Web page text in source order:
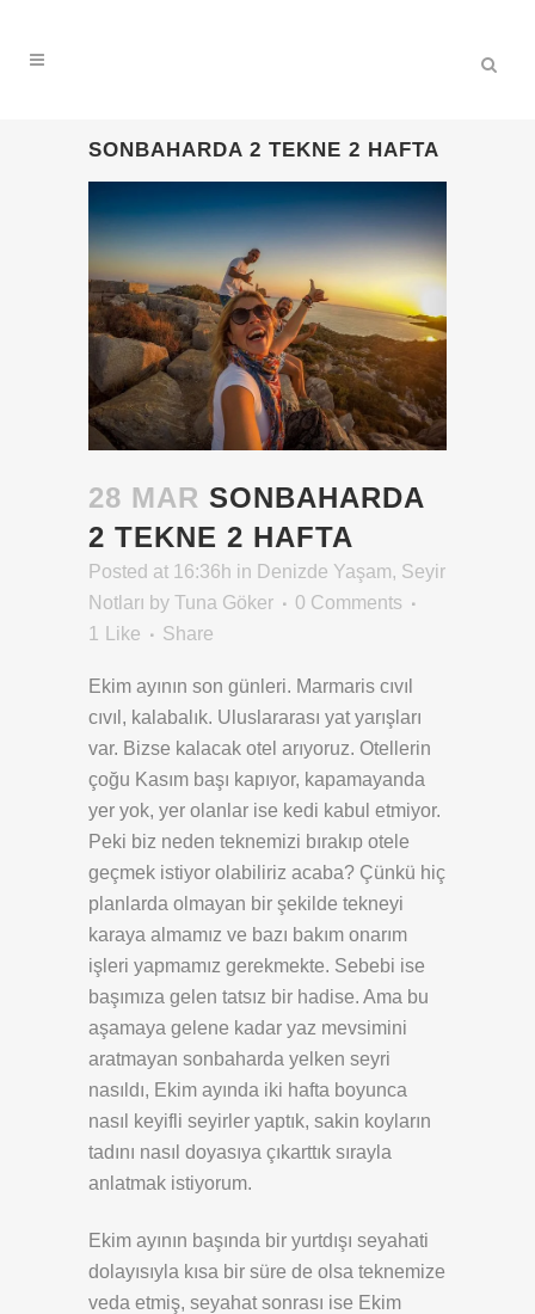
SONBAHARDA 2 TEKNE 2 HAFTA
28 MAR SONBAHARDA
2 TEKNE 2 HAFTA
Posted at 16:36h in Denizde Yaşam, Seyir
Notları by Tuna Göker
0 Comments
1
Like Share
Ekim ayının son günleri. Marmaris cıvıl
cıvıl, kalabalık. Uluslararası yat yarışları
var. Bizse kalacak otel arıyoruz. Otellerin
çoğu Kasım başı kapıyor, kapamayanda
yer yok, yer olanlar ise kedi kabul etmiyor.
Peki biz neden teknemizi bırakıp otele
geçmek istiyor olabiliriz acaba? Çünkü hiç
planlarda olmayan bir şekilde tekneyi
karaya almamız ve bazı bakım onarım
işleri yapmamız gerekmekte. Sebebi ise
başımıza gelen tatsız bir hadise. Ama bu
aşamaya gelene kadar yaz mevsimini
aratmayan sonbaharda yelken seyri
nasıldı, Ekim ayında iki hafta boyunca
nasıl keyifli seyirler yaptık, sakin koyların
tadını nasıl doyasıya çıkarttık sırayla
anlatmak istiyorum.
Ekim ayının başında bir yurtdışı seyahati
dolayısıyla kısa bir süre de olsa teknemize
veda etmiş, seyahat sonrası ise Ekim